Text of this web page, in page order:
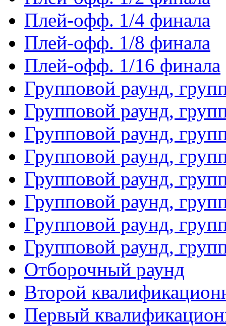
Плей-офф. 1/4 финала
Плей-офф. 1/8 финала
Плей-офф. 1/16 финала
Групповой раунд,
Групповой раунд,
Групповой раунд,
Групповой раунд,
Групповой раунд,
Групповой раунд,
Групповой раунд,
Групповой раунд,
Отборочный раунд
Второй
Первый